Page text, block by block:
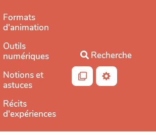
principal
Formats
d'animation
Outils
numériques
Notions et
astuces
Récits
d'expériences
Recherche